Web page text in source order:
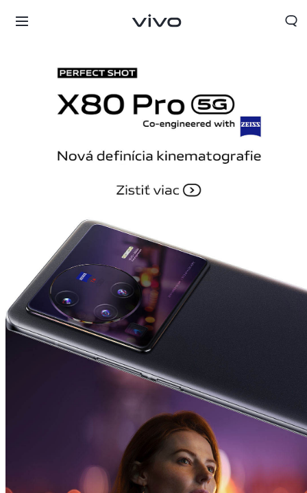
Slovakia | Vybrať krajinu/región